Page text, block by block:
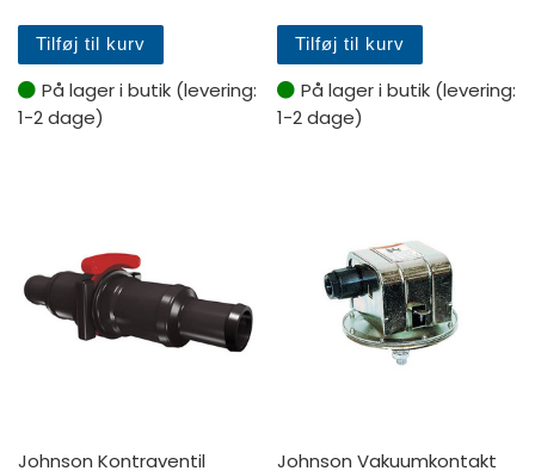
Tilføj til kurv
På lager i butik (levering:
1-2 dage)
Tilføj til kurv
På lager i butik (levering:
1-2 dage)
Johnson Kontraventil
Johnson Vakuumkontakt